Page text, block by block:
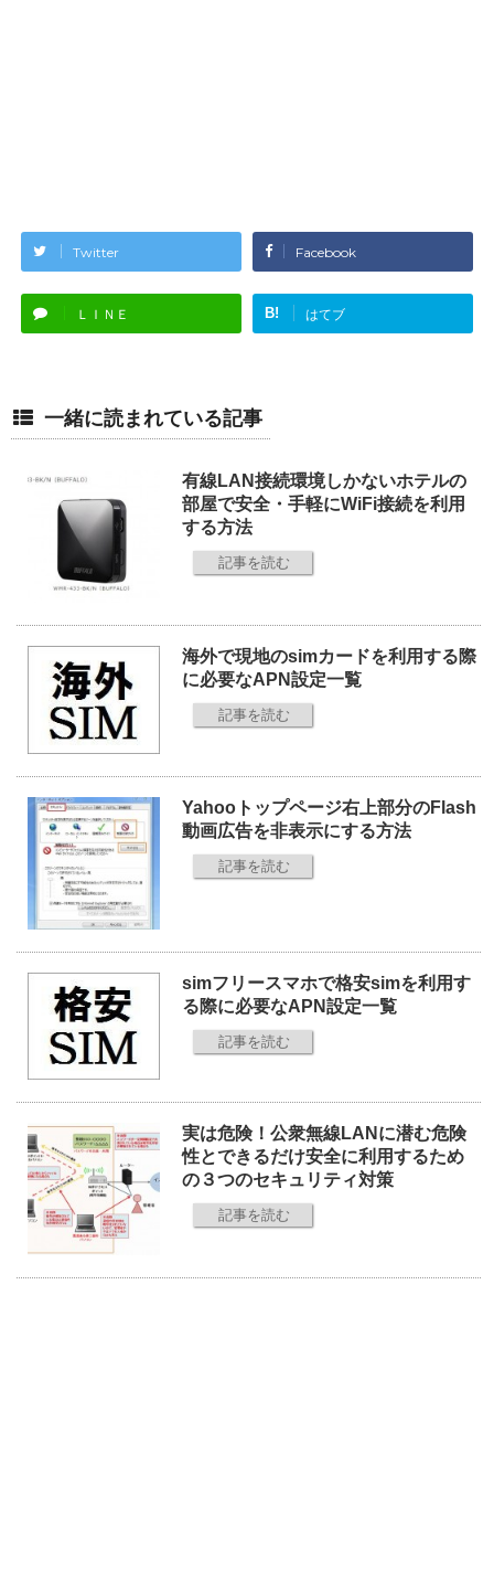
Twitter Facebook
ＬＩＮＥ B! はてブ
一緒に読まれている記事
有線LAN接続環境しかないホテルの
部屋で安全・手軽にWiFi接続を利用
する方法
記事を読む
海外で現地のsimカードを利用する際
に必要なAPN設定一覧
記事を読む
Yahooトップページ右上部分のFlash
動画広告を非表示にする方法
記事を読む
simフリースマホで格安simを利用す
る際に必要なAPN設定一覧
記事を読む
実は危険！公衆無線LANに潜む危険
性とできるだけ安全に利用するため
の３つのセキュリティ対策
記事を読む